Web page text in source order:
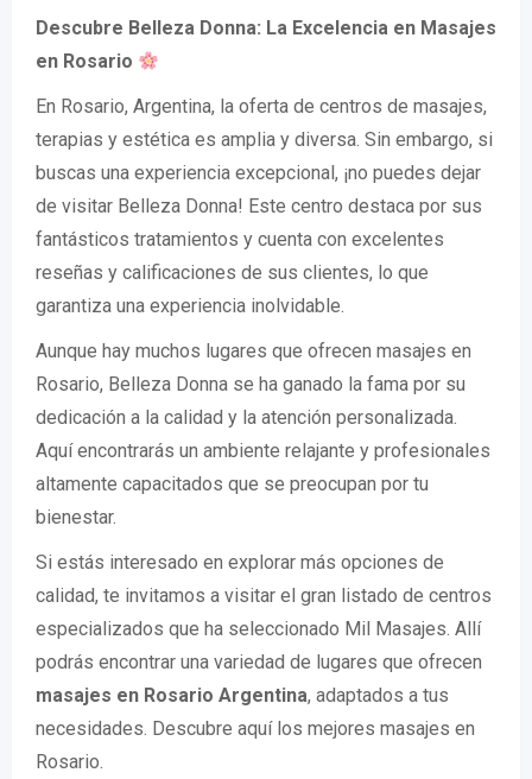
Descubre Belleza Donna: La Excelencia en Masajes
en Rosario
En Rosario, Argentina, la oferta de centros de masajes,
terapias y estética es amplia y diversa. Sin embargo, si
buscas una experiencia excepcional, ¡no puedes dejar
de visitar Belleza Donna! Este centro destaca por sus
fantásticos tratamientos y cuenta con excelentes
reseñas y calificaciones de sus clientes, lo que
garantiza una experiencia inolvidable.
Aunque hay muchos lugares que ofrecen masajes en
Rosario, Belleza Donna se ha ganado la fama por su
dedicación a la calidad y la atención personalizada.
Aquí encontrarás un ambiente relajante y profesionales
altamente capacitados que se preocupan por tu
bienestar.
Si estás interesado en explorar más opciones de
calidad, te invitamos a visitar el gran listado de centros
especializados que ha seleccionado Mil Masajes. Allí
podrás encontrar una variedad de lugares que ofrecen
masajes en Rosario Argentina, adaptados a tus
necesidades. Descubre aquí los mejores masajes en
Rosario.